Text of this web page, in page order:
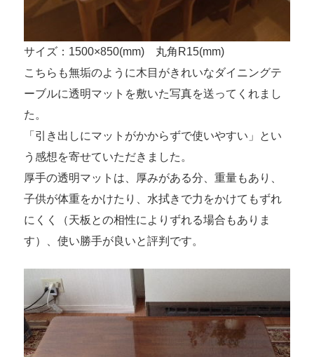
サイズ：1500×850(mm) 丸角R15(mm)
こちらも無垢のように木目がきれいなダイニングテ
ーブルに透明マットを敷いた写真を送ってくれまし
た。
「引き出しにマットがかからずで使いやすい」とい
う感想を寄せていただきました。
厚手の透明マットは、厚みがある分、重量もあり、
子供が体重をかけたり、水拭きで力をかけてもずれ
にくく（天板との相性によりずれる場合もありま
す）、使い勝手が良いと評判です。